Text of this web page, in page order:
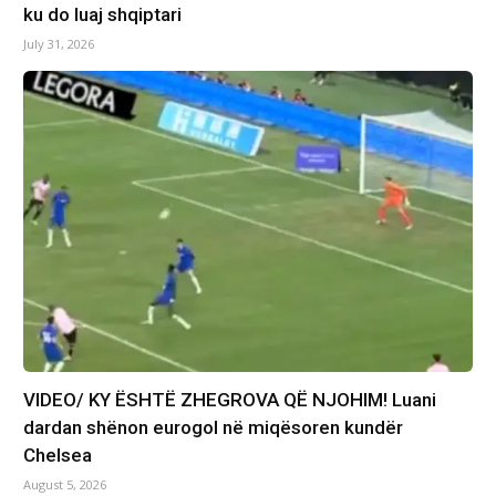
ku do luaj shqiptari
July 31, 2026
VIDEO/ KY ËSHTË ZHEGROVA QË NJOHIM! Luani
dardan shënon eurogol në miqësoren kundër
Chelsea
August 5, 2026